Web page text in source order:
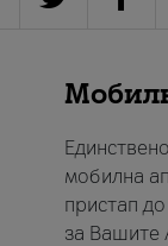
мобилна
пристап
за Вашите